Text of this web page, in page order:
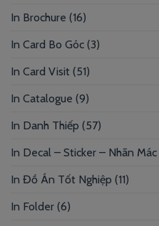
In Brochure (16)
In Card Bo Góc (3)
In Card Visit (51)
In Catalogue (9)
In Danh Thiếp (57)
In Decal – Sticker – Nhãn Mác
In Đồ Án Tốt Nghiệp (11)
In Folder (6)